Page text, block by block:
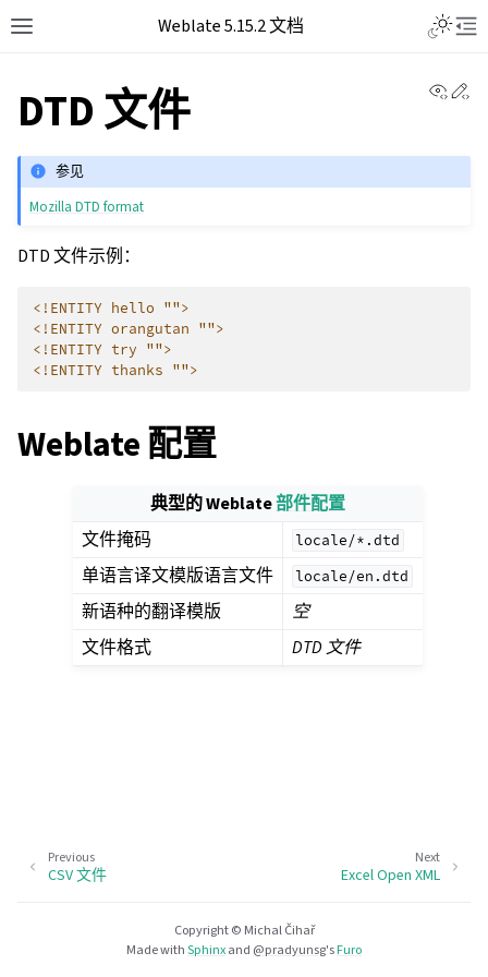
Weblate 5.15.2 文档
DTD 文件
参见
Mozilla DTD format
DTD 文件示例：
<!ENTITY hello "">
<!ENTITY orangutan "">
<!ENTITY try "">
<!ENTITY thanks "">
Weblate 配置
典型的 Weblate部件配置
文件掩码
locale/*.dtd
单语言译文模版语言文件 locale/en.dtd
新语种的翻译模版
空
文件格式
DTD 文件
Next
Excel Open XML
Previous
CSV 文件
Copyright © Michal Čihař
Made withSphinxand @pradyunsg'sFuro